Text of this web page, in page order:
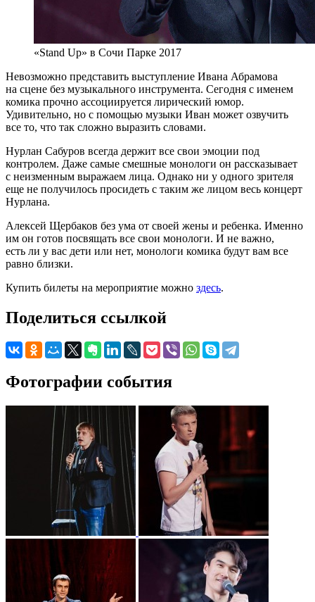
«Stand Up» в Сочи Парке 2017
Невозможно представить выступление Ивана Абрамова
на сцене без музыкального инструмента. Сегодня с именем
комика прочно ассоциируется лирический юмор.
Удивительно, но с помощью музыки Иван может озвучить
все то, что так сложно выразить словами.
Нурлан Сабуров всегда держит все свои эмоции под
контролем. Даже самые смешные монологи он рассказывает
с неизменным выражаем лица. Однако ни у одного зрителя
еще не получилось просидеть с таким же лицом весь концерт
Нурлана.
Алексей Щербаков без ума от своей жены и ребенка. Именно
им он готов посвящать все свои монологи. И не важно,
есть ли у вас дети или нет, монологи комика будут вам все
равно близки.
Купить билеты на мероприятие можно здесь.
Поделиться ссылкой
Фотографии события